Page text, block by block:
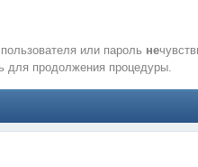
или пароль не
для продолжения процедуры.